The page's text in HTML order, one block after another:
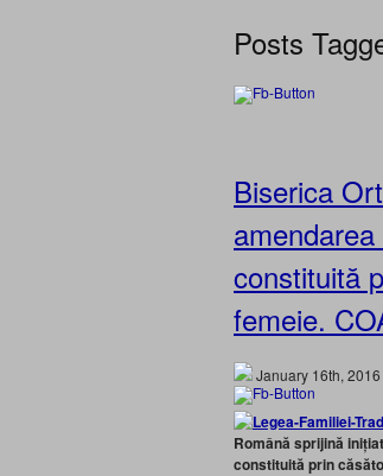
Posts
Biserica
constituită
femeie.
January 16th, 2016
Română sprijină
constituită prin